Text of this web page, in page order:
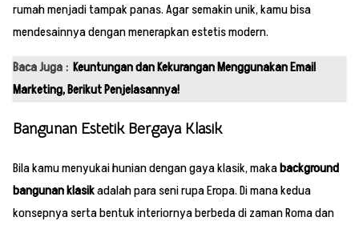
rumah menjadi tampak panas. Agar semakin unik, kamu bisa
mendesainnya dengan menerapkan estetis modern.
Baca Juga : Keuntungan dan Kekurangan Menggunakan Email
Marketing, Berikut Penjelasannya!
Bangunan Estetik Bergaya Klasik
Bila kamu menyukai hunian dengan gaya klasik, makabackground
bangunan klasikadalah para seni rupa Eropa. Di mana kedua
konsepnya serta bentuk interiornya berbeda di zaman Roma dan